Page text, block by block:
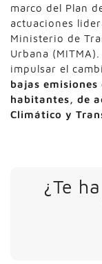
marco del Plan
actuaciones
Ministerio de
Urbana
impulsar el
bajas
habitantes, de
Climático y
¿Te